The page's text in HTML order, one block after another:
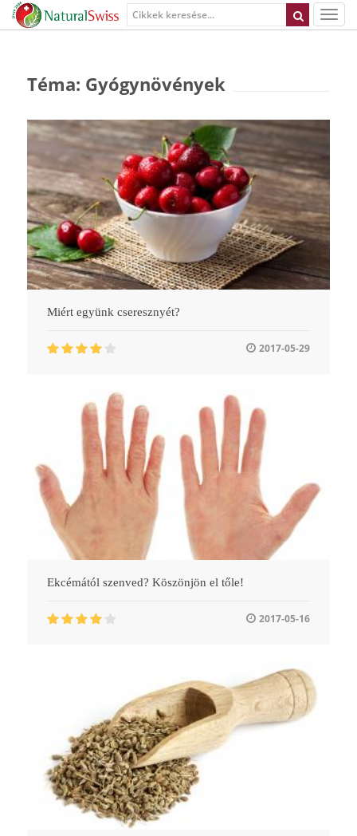
Téma: Gyógynövények
Miért együnk cseresznyét?
2017-05-29
Ekcémától szenved? Köszönjön el tőle!
2017-05-16